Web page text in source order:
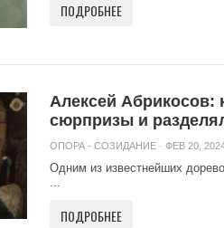
ПОДРОБНЕЕ
Алексей Абрикосов:
сюрпризы и
ОПОРА - СОЗИДАНИЕ · ФЕВ 20,
Одним из известнейших
...
ПОДРОБНЕЕ